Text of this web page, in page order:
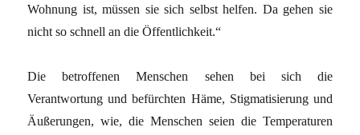
Wohnung ist, müssen sie sich selbst helfen. Da gehen sie
nicht so schnell an die Öffentlichkeit.“
Die betroffenen Menschen sehen bei sich die
Verantwortung und befürchten Häme, Stigmatisierung und
Äußerungen, wie, die Menschen seien die Temperaturen